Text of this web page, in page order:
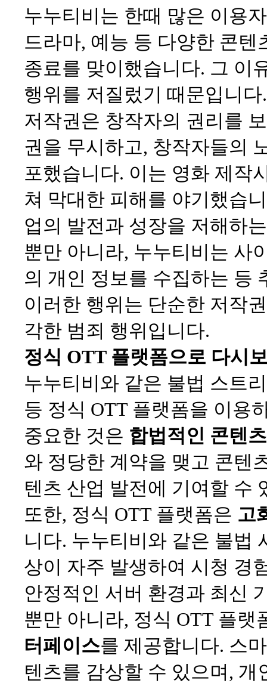
누누티비는 한때 많은 이용
드라마, 예능 등 다양한 콘
종료를 맞이했습니다. 그 이
행위를 저질렀기 때문입니다.
저작권은 창작자의 권리를
권을 무시하고, 창작자들의
포했습니다. 이는 영화 제작
쳐 막대한 피해를 야기했습
업의 발전과 성장을 저해하
뿐만 아니라, 누누티비는 사
의 개인 정보를 수집하는 등
이러한 행위는 단순한 저작
각한 범죄 행위입니다.
정식 OTT 플랫폼으로 다시
누누티비와 같은 불법 스트
등 정식 OTT 플랫폼을 이용
중요한 것은 합법적인 콘텐
와 정당한 계약을 맺고 콘텐
텐츠 산업 발전에 기여할 수
또한, 정식 OTT 플랫폼은 고
니다. 누누티비와 같은 불법
상이 자주 발생하여 시청 경
안정적인 서버 환경과 최신
뿐만 아니라, 정식 OTT 플랫
터페이스를 제공합니다. 스
텐츠를 감상할 수 있으며,